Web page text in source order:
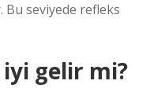
Bu seviyede refleks
iyi gelir mi?